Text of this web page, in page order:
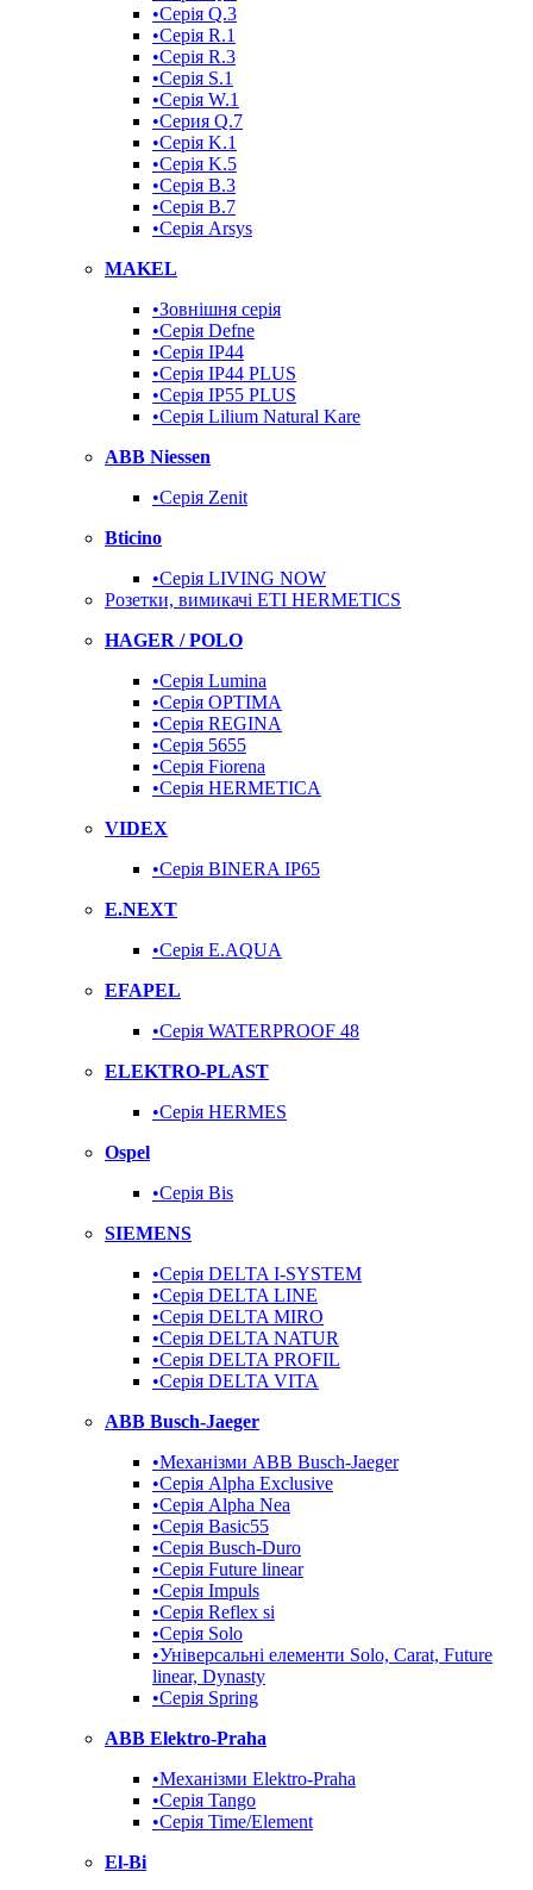
•Серія Q.3
•Серія R.1
•Серія R.3
•Серія S.1
•Серія W.1
•Серия Q.7
•Серія K.1
•Серія K.5
•Серія B.3
•Серія B.7
•Серія Arsys
MAKEL
•Зовнішня серія
•Серія Defne
•Серія IP44
•Серія IP44 PLUS
•Серія IP55 PLUS
•Серія Lilium Natural Kare
ABB Niessen
•Серія Zenit
Bticino
•Серія LIVING NOW
Розетки, вимикачі ETI HERMETICS
HAGER / POLO
•Серія Lumina
•Серія OPTIMA
•Серія REGINA
•Серія 5655
•Серія Fiorena
•Серія HERMETICA
VIDEX
•Серія BINERA IP65
E.NEXT
•Серія E.AQUA
EFAPEL
•Серія WATERPROOF 48
ELEKTRO-PLAST
•Серія HERMES
Ospel
•Серія Bis
SIEMENS
•Серія DELTA I-SYSTEM
•Серія DELTA LINE
•Серія DELTA MIRO
•Серія DELTA NATUR
•Серія DELTA PROFIL
•Серія DELTA VITA
ABB Busch-Jaeger
•Механізми ABB Busch-Jaeger
•Серія Alpha Exclusive
•Серія Alpha Nea
•Серія Basic55
•Серія Busch-Duro
•Серія Future linear
•Серія Impuls
•Серія Reflex si
•Серія Solo
•Універсальні елементи Solo, Carat, Future
linear, Dynasty
•Серія Spring
ABB Elektro-Praha
•Механізми Elektro-Praha
•Серія Tango
•Серія Time/Element
El-Bi